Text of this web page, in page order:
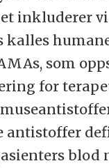
inkluderer
kalles
som
for
antistoffer
blod